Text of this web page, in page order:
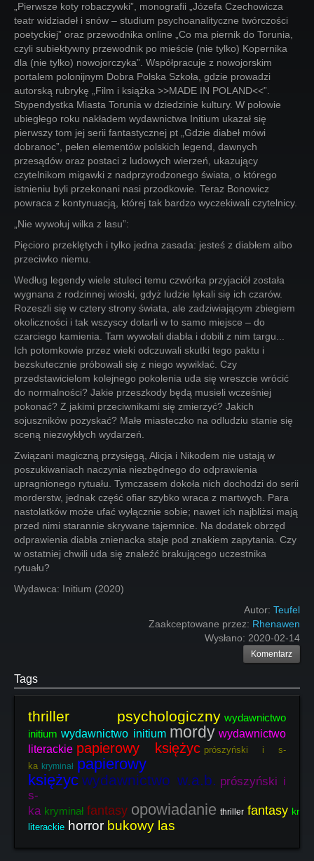
„Pierwsze koty robaczywki”, monografii „Józefa Czechowicza
teatr widziadeł i snów – studium psychoanalityczne twórczości
poetyckiej” oraz przewodnika online „Co ma piernik do Torunia,
czyli subiektywny przewodnik po mieście (nie tylko) Kopernika
dla (nie tylko) nowojorczyka”. Współpracuje z nowojorskim
portalem polonijnym Dobra Polska Szkoła, gdzie prowadzi
autorską rubrykę „Film i książka >>MADE IN POLAND<<”.
Stypendystka Miasta Torunia w dziedzinie kultury. W połowie
ubiegłego roku nakładem wydawnictwa Initium ukazał się
pierwszy tom jej serii fantastycznej pt „Gdzie diabeł mówi
dobranoc”, pełen elementów polskich legend, dawnych
przesądów oraz postaci z ludowych wierzeń, ukazujący
czytelnikom migawki z nadprzyrodzonego świata, o którego
istnieniu byli przekonani nasi przodkowie. Teraz Bonowicz
powraca z kontynuacją, której tak bardzo wyczekiwali czytelnicy.
„Nie wywołuj wilka z lasu”:
Pięcioro przeklętych i tylko jedna zasada: jesteś z diabłem albo
przeciwko niemu.
Według legendy wiele stuleci temu czwórka przyjaciół została
wygnana z rodzinnej wioski, gdyż ludzie lękali się ich czarów.
Rozeszli się w cztery strony świata, ale zadziwiającym zbiegiem
okoliczności i tak wszyscy dotarli w to samo miejsce – do
czarciego kamienia. Tam wywołali diabła i dobili z nim targu...
Ich potomkowie przez wieki odczuwali skutki tego paktu i
bezskutecznie próbowali się z niego wywikłać. Czy
przedstawicielom kolejnego pokolenia uda się wreszcie wrócić
do normalności? Jakie przeszkody będą musieli wcześniej
pokonać? Z jakimi przeciwnikami się zmierzyć? Jakich
sojuszników pozyskać? Małe miasteczko na odludziu stanie się
sceną niezwykłych wydarzeń.
Związani magiczną przysięgą, Alicja i Nikodem nie ustają w
poszukiwaniach naczynia niezbędnego do odprawienia
upragnionego rytuału. Tymczasem dokoła nich dochodzi do serii
morderstw, jednak część ofiar szybko wraca z martwych. Para
nastolatków może ufać wyłącznie sobie; nawet ich najbliżsi mają
przed nimi starannie skrywane tajemnice. Na dodatek obrzęd
odprawienia diabła znienacka staje pod znakiem zapytania. Czy
w ostatniej chwili uda się znaleźć brakującego uczestnika
rytuału?
Wydawca: Initium (2020)
Autor: Teufel
Zaakceptowane przez: Rhenawen
Wysłano: 2020-02-14
Komentarz
Tags
thriller psychologiczny wydawnictwo
initium wydawnictwo initium mordy wydawnictwo
literackie papierowy księżyc prószyński i s-
ka kryminał papierowy
księżyc wydawnictwo w.a.b. prószyński i
s-
ka kryminał fantasy opowiadanie thriller fantasy
literackie horror bukowy las